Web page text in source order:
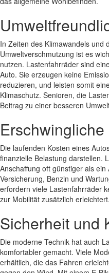
In Zeiten des Klimawandels und
Umweltverschmutzung ist es
nutzen. Lastenfahrräder sind
Auto. Sie erzeugen keine
reduzieren, und leisten somit
Klimaschutz. Senioren, die
Beitrag zu einer besseren
Die laufenden Kosten eines
finanzielle Belastung darstellen.
Anschaffung oft günstiger als
Versicherung, Benzin und
erfordern viele Lastenfahrräder
zur Mobilität zusätzlich erleichtert.
Sicherheit und
Die moderne Technik hat auch
komfortabler gemacht. Viele
erhältlich, die das Fahren